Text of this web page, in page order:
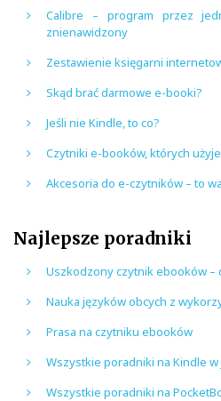
Calibre – program przez
znienawidzony
Zestawienie księgarni
Skąd brać darmowe e-booki?
Jeśli nie Kindle, to co?
Czytniki e-booków, których
Akcesoria do e-czytników – to
Najlepsze poradniki
Uszkodzony czytnik ebooków –
Nauka języków obcych z
Prasa na czytniku ebooków
Wszystkie poradniki na Kindle
Wszystkie poradniki na